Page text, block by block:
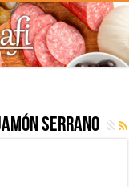
serrano